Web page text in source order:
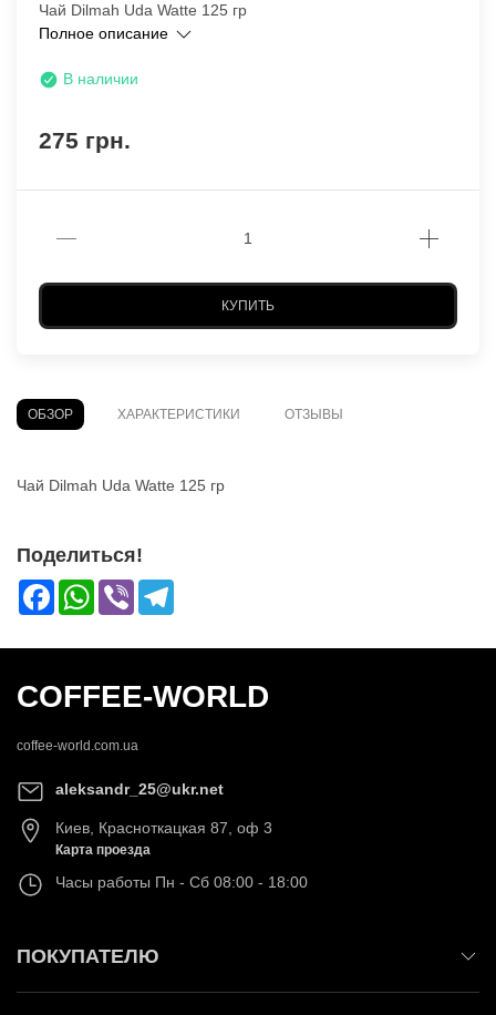
Чай Dilmah Uda Watte 125 гр
Полное описание
В наличии
275 грн.
КУПИТЬ
ОБЗОР ХАРАКТЕРИСТИКИ ОТЗЫВЫ
Чай Dilmah Uda Watte 125 гр
Поделиться!
FacebookWhatsApp
Viber
COFFEE-WORLD
coffee-world.com.ua
aleksandr_25@ukr.net
Киев, Красноткацкая 87, оф 3
Карта проезда
Часы работы Пн - Сб 08:00 - 18:00
ПОКУПАТЕЛЮ